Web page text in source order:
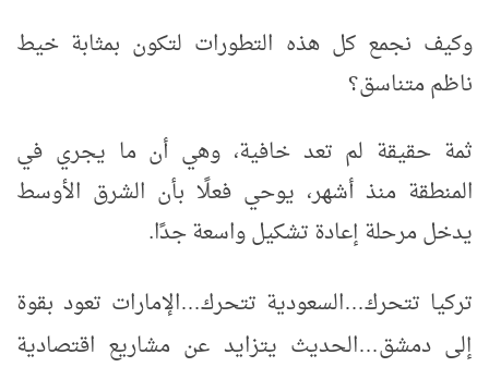
وكيف نجمع كل هذه التطورات لتكون بمثابة خيط
ناظم متناسق؟
ثمة حقيقة لم تعد خافية، وهي أن ما يجري في
المنطقة منذ أشهر، يوحي فعلًا بأن الشرق الأوسط
يدخل مرحلة إعادة تشكيل واسعة جدًا.
تركيا تتحرك…السعودية تتحرك…الإمارات تعود بقوة
إلى دمشق…الحديث يتزايد عن مشاريع اقتصادية